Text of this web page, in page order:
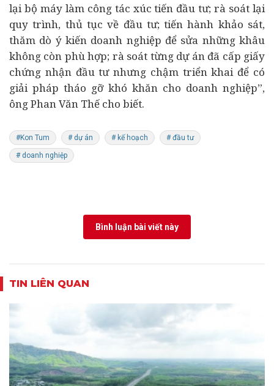
lại bộ máy làm công tác xúc tiến đầu tư; rà soát lại
quy trình, thủ tục về đầu tư; tiến hành khảo sát,
thăm dò ý kiến doanh nghiệp để sửa những khâu
không còn phù hợp; rà soát từng dự án đã cấp giấy
chứng nhận đầu tư nhưng chậm triển khai để có
giải pháp tháo gỡ khó khăn cho doanh nghiệp”,
ông Phan Văn Thế cho biết.
#Kon Tum # dự án # kế hoạch # đầu tư
# doanh nghiệp
Bình luận bài viết này
TIN LIÊN QUAN